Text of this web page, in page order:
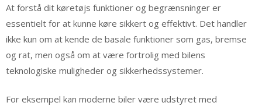
At forstå dit køretøjs funktioner og begrænsninger er
essentielt for at kunne køre sikkert og effektivt. Det handler
ikke kun om at kende de basale funktioner som gas, bremse
og rat, men også om at være fortrolig med bilens
teknologiske muligheder og sikkerhedssystemer.
For eksempel kan moderne biler være udstyret med